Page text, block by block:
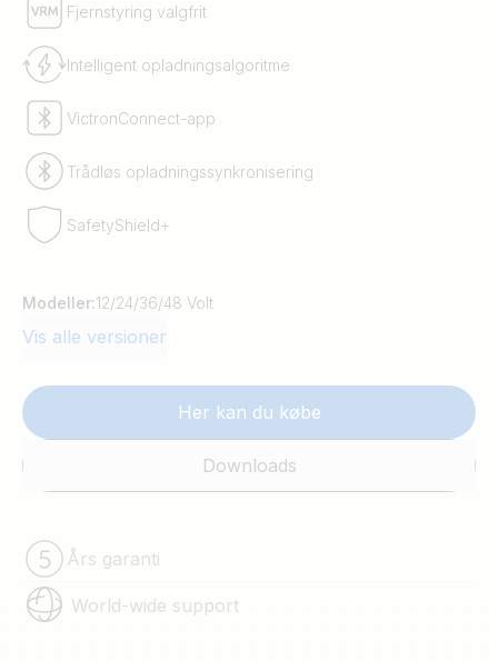
Fjernstyring valgfrit
Intelligent opladningsalgoritme
VictronConnect-app
Trådløs opladningssynkronisering
SafetyShield+
Modeller:12/24/36/48 Volt
Vis alle versioner
Her kan du købe
Downloads
Års garanti
World-wide support